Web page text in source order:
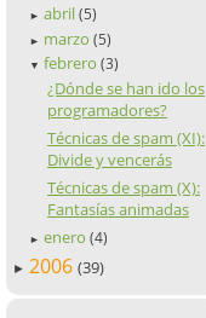
► abril (5)
► marzo (5)
▼ febrero (3)
¿Dónde se han ido los
programadores?
Técnicas de spam (XI):
Divide y vencerás
Técnicas de spam (X):
Fantasías animadas
► enero (4)
► 2006 (39)